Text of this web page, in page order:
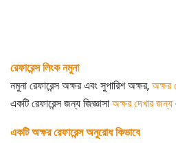
রেফারেন্স লিংক নমুনা
নমুনা রেফারেন্স অক্ষর এবং সুপারিশ অক্ষর, অক্ষর
একটি রেফারেন্স জন্য জিজ্ঞাসা অক্ষর দেখার জন্য
একটি অক্ষর রেফারেন্স অনুরোধ কিভাবে